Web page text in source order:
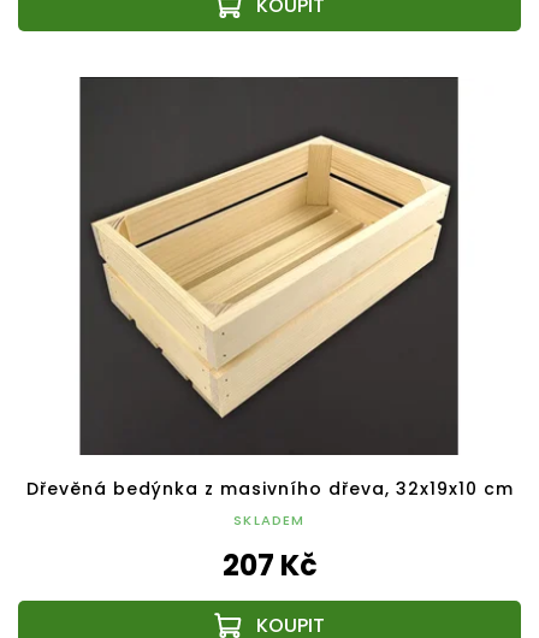
Dřevěná bedýnka z masivního dřeva, 32x19x10 cm
SKLADEM
207 Kč